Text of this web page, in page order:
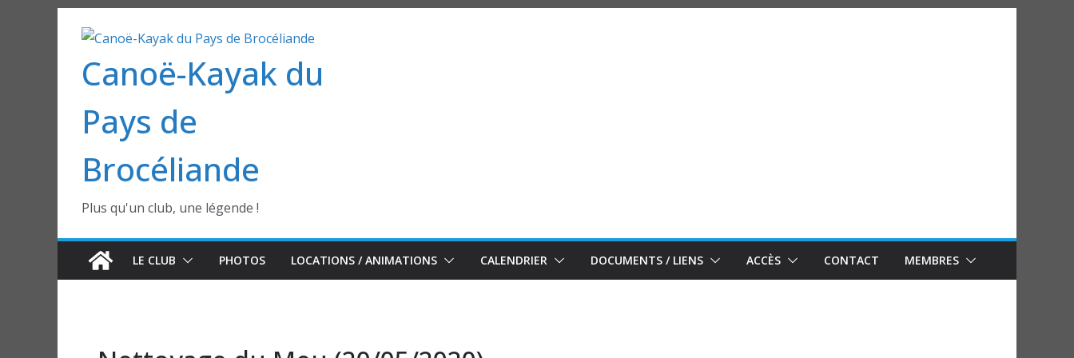
contenuCanoë-Kayak du
Pays de
Brocéliande
Plus qu'un club, une légende !
LE CLUB PHOTOS LOCATIONS / ANIMATIONS CALENDRIER DOCUMENTS / LIENS ACCÈS CONTACT MEMBRES